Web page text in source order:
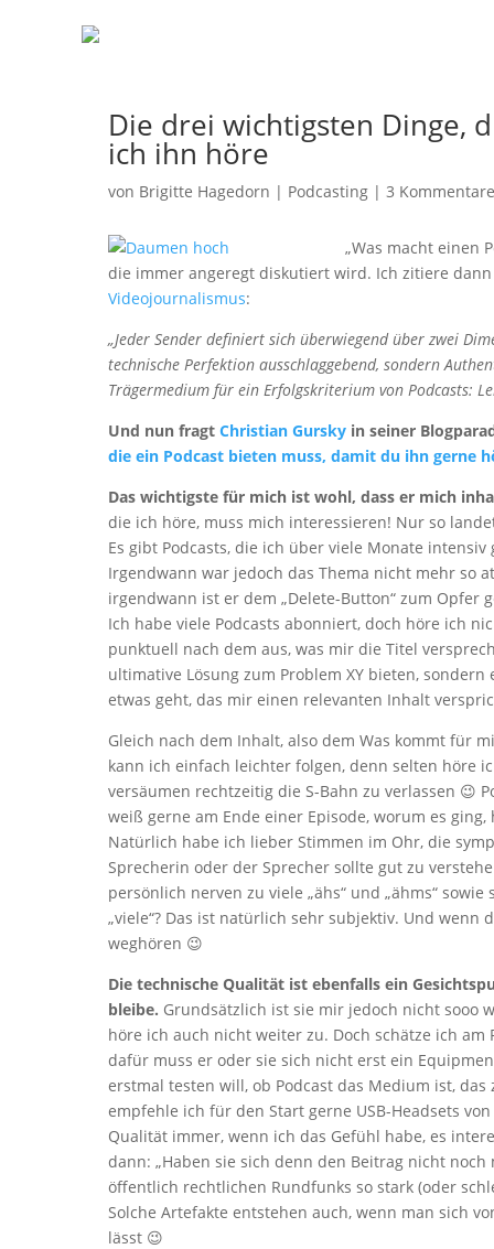
Die drei wichtigsten Dinge,
ich ihn höre
von Brigitte Hagedorn | Podcasting | 3 Kommentare
„Was macht einen
die immer angeregt diskutiert wird. Ich zitiere
Videojournalismus:
„Jeder Sender definiert sich überwiegend über zwei
technische Perfektion ausschlaggebend, sondern
Trägermedium für ein Erfolgskriterium von Podcasts:
Und nun fragt Christian Gursky in seiner
die ein Podcast bieten muss, damit du ihn gerne
Das wichtigste für mich ist wohl, dass er mich
die ich höre, muss mich interessieren! Nur so
Es gibt Podcasts, die ich über viele Monate
Irgendwann war jedoch das Thema nicht mehr
irgendwann ist er dem „Delete-Button“ zum Opfer
Ich habe viele Podcasts abonniert, doch höre ich
punktuell nach dem aus, was mir die Titel
ultimative Lösung zum Problem XY bieten,
etwas geht, das mir einen relevanten Inhalt
Gleich nach dem Inhalt, also dem Was kommt für
kann ich einfach leichter folgen, denn selten höre
versäumen rechtzeitig die S-Bahn zu verlassen 😉
weiß gerne am Ende einer Episode, worum es
Natürlich habe ich lieber Stimmen im Ohr, die
Sprecherin oder der Sprecher sollte gut zu
persönlich nerven zu viele „ähs“ und „ähms“
„viele“? Das ist natürlich sehr subjektiv. Und
weghören 😉
Die technische Qualität ist ebenfalls ein
bleibe. Grundsätzlich ist sie mir jedoch nicht sooo
höre ich auch nicht weiter zu. Doch schätze ich
dafür muss er oder sie sich nicht erst ein
erstmal testen will, ob Podcast das Medium ist,
empfehle ich für den Start gerne USB-Headsets
Qualität immer, wenn ich das Gefühl habe, es
dann: „Haben sie sich denn den Beitrag nicht
öffentlich rechtlichen Rundfunks so stark (oder
Solche Artefakte entstehen auch, wenn man sich
lässt 😉